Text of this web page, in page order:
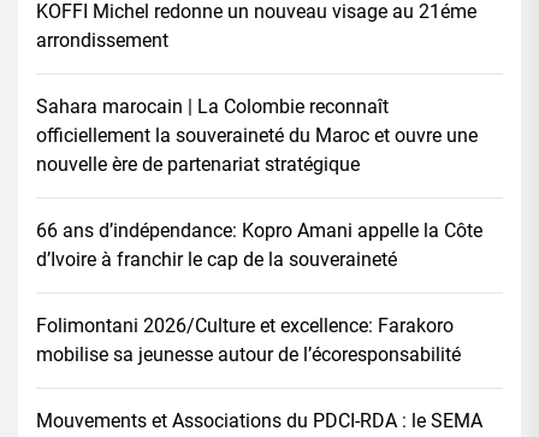
KOFFI Michel redonne un nouveau visage au 21éme
arrondissement
Sahara marocain | La Colombie reconnaît
officiellement la souveraineté du Maroc et ouvre une
nouvelle ère de partenariat stratégique
66 ans d’indépendance: Kopro Amani appelle la Côte
d’Ivoire à franchir le cap de la souveraineté
Folimontani 2026/Culture et excellence: Farakoro
mobilise sa jeunesse autour de l’écoresponsabilité
Mouvements et Associations du PDCI-RDA : le SEMA